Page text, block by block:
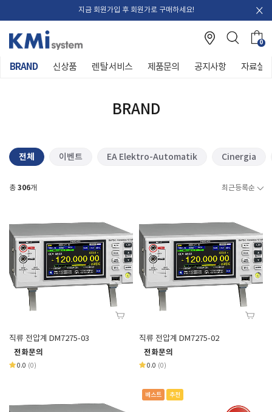
지금 회원가입 후 회원가로 구매하세요!
0
BRAND 신상품 렌탈 서비스 제품문의 공지사항 자료실
BRAND
전체 이벤트 EA Elektro-Automatik Cinergia
총 306개 최근등록순
직류 전압계 DM7275-03
전화문의
0.0 (0)
직류 전압계 DM7275-02
전화문의
0.0 (0)
베스트 추천